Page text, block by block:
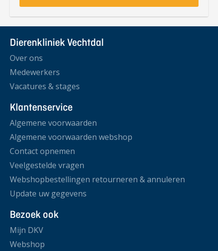
Dierenkliniek Vechtdal
Over ons
Medewerkers
Vacatures & stages
Klantenservice
Algemene voorwaarden
Algemene voorwaarden webshop
Contact opnemen
Veelgestelde vragen
Webshopbestellingen retourneren & annuleren
Update uw gegevens
Bezoek ook
Mijn DKV
Webshop